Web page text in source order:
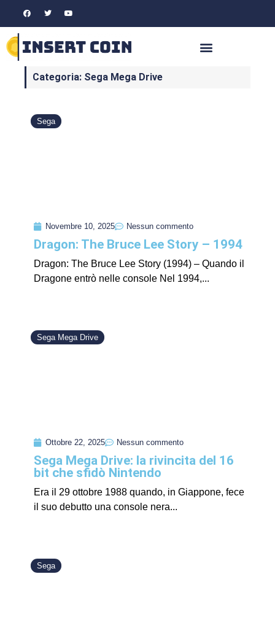
Categoria: Sega Mega Drive
Sega
Novembre 10, 2025 Nessun commento
Dragon: The Bruce Lee Story – 1994
Dragon: The Bruce Lee Story (1994) – Quando il
Dragone entrò nelle console Nel 1994,...
Sega Mega Drive
Ottobre 22, 2025 Nessun commento
Sega Mega Drive: la rivincita del 16
bit che sfidò Nintendo
Era il 29 ottobre 1988 quando, in Giappone, fece
il suo debutto una console nera...
Sega